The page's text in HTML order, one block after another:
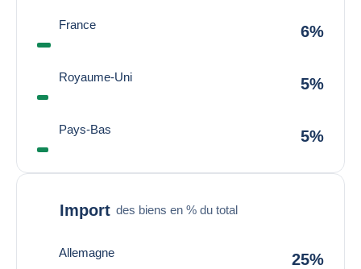
France 6%
Royaume-Uni 5%
Pays-Bas 5%
Import des biens en % du total
Allemagne 25%